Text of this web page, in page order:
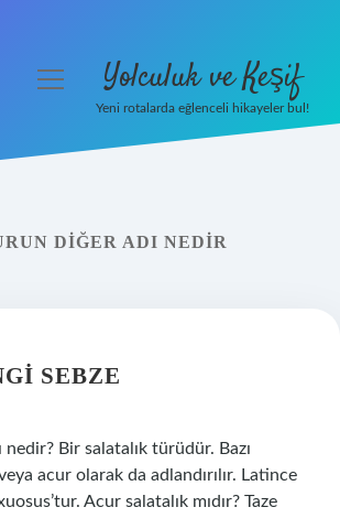
menüyü Yolculuk ve Keşif
Yeni rotalarda eğlenceli hikayeler bul!
DIĞER ADI NEDIR
SEBZE
Bir salatalık türüdür. Bazı
acur olarak da adlandırılır. Latince
Acur salatalık mıdır? Taze